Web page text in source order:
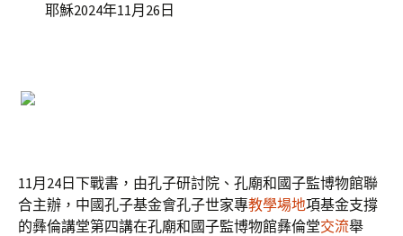
耶穌2024年11月26日
11月24日下戰書，由孔子研討院、孔廟和國子監博物館聯
合主辦，中國孔子基金會孔子世家專教學場地項基金支撐
的彝倫講堂第四講在孔廟和國子監博物館彝倫堂交流舉